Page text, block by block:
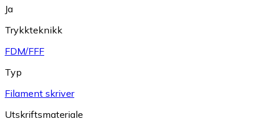
Ja
Trykkteknikk
FDM/FFF
Typ
Filament skriver
Utskriftsmateriale